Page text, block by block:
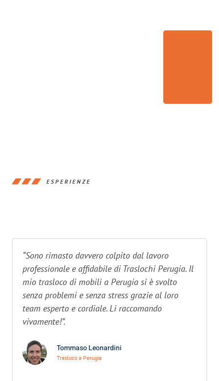
ESPERIENZE
“Sono rimasto davvero colpito dal lavoro
professionale e affidabile di Traslochi Perugia. Il
mio trasloco di mobili a Perugia si è svolto
senza problemi e senza stress grazie al loro
team esperto e cordiale. Li raccomando
vivamente!”.
Tommaso Leonardini
Trasloco a Perugia